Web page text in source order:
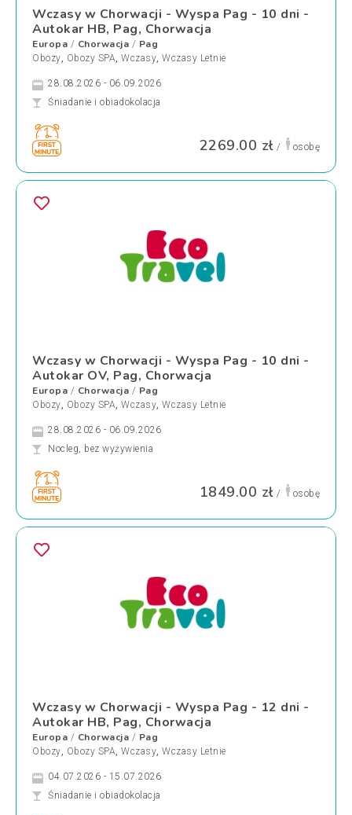
Wczasy w Chorwacji - Wyspa Pag - 10 dni -
Autokar HB, Pag, Chorwacja
Europa / Chorwacja / Pag
Obozy, Obozy SPA, Wczasy, Wczasy Letnie
28.08.2026 - 06.09.2026
Śniadanie i obiadokolacja
2269.00 zł / osobę
Wczasy w Chorwacji - Wyspa Pag - 10 dni -
Autokar OV, Pag, Chorwacja
Europa / Chorwacja / Pag
Obozy, Obozy SPA, Wczasy, Wczasy Letnie
28.08.2026 - 06.09.2026
Nocleg, bez wyżywienia
1849.00 zł / osobę
Wczasy w Chorwacji - Wyspa Pag - 12 dni -
Autokar HB, Pag, Chorwacja
Europa / Chorwacja / Pag
Obozy, Obozy SPA, Wczasy, Wczasy Letnie
04.07.2026 - 15.07.2026
Śniadanie i obiadokolacja